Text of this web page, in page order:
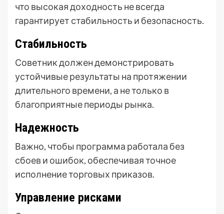
что высокая доходность не всегда
гарантирует стабильность и безопасность.
Стабильность
Советник должен демонстрировать
устойчивые результаты на протяжении
длительного времени, а не только в
благоприятные периоды рынка.
Надежность
Важно, чтобы программа работала без
сбоев и ошибок, обеспечивая точное
исполнение торговых приказов.
Управление рисками